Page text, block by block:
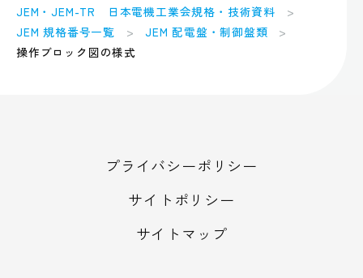
JEM・JEM-TR 日本電機工業会規格・技術資料
JEM 規格番号一覧
JEM 配電盤・制御盤類
操作ブロック図の様式
プライバシーポリシー
サイトポリシー
サイトマップ